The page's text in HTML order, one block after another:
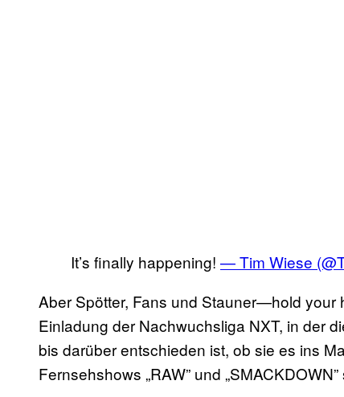
It’s finally happening! — Tim Wiese
Aber Spötter, Fans und Stauner—hold your
Einladung der Nachwuchsliga NXT, in der
bis darüber entschieden ist, ob sie es ins
Fernsehshows „RAW” und